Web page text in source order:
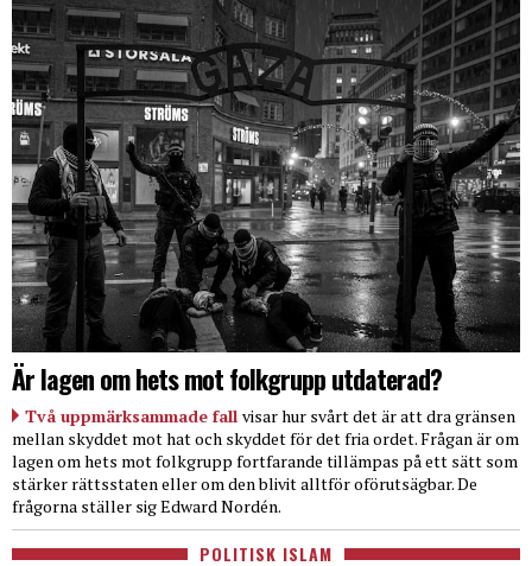
Är lagen om hets mot folkgrupp utdaterad?
Två uppmärksammade fall visar hur svårt det är att dra gränsen
mellan skyddet mot hat och skyddet för det fria ordet. Frågan är om
lagen om hets mot folkgrupp fortfarande tillämpas på ett sätt som
stärker rättsstaten eller om den blivit alltför oförutsägbar. De
frågorna ställer sig Edward Nordén.
POLITISK ISLAM